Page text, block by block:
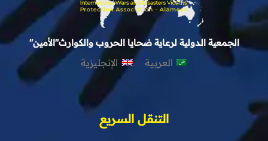
الجمعية الدولية لرعاية ضحايا الحروب والكوارث"الأمين"
العربية الإنجليزية
التنقل السريع